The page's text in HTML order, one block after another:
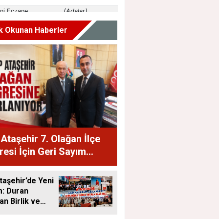
Okunan Haberler
7. Olağan İlçe
İçin Geri Sayım
Yeni
Duran
Birlik ve